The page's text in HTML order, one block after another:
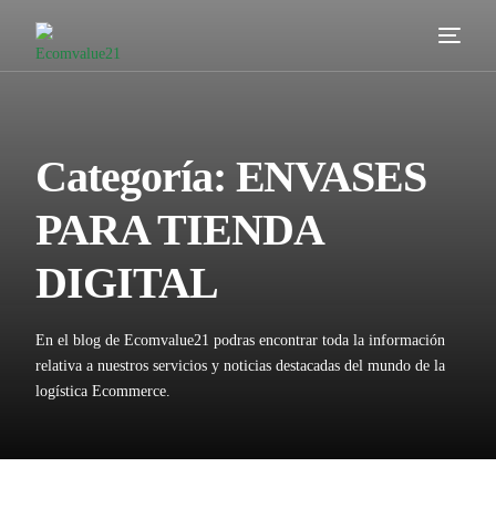
Categoría: ENVASES
PARA TIENDA
DIGITAL
En el blog de Ecomvalue21 podras encontrar toda la información
relativa a nuestros servicios y noticias destacadas del mundo de la
logística Ecommerce.
Valor añadido
Contacta